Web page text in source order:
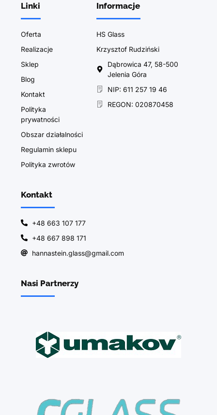
Linki
Oferta
Realizacje
Sklep
Blog
Kontakt
Polityka
prywatności
Obszar działalności
Regulamin sklepu
Polityka zwrotów
Informacje
HS Glass
Krzysztof Rudziński
Dąbrowica 47, 58-500
Jelenia Góra
NIP: 611 257 19 46
REGON: 020870458
Kontakt
+48 663 107 177
+48 667 898 171
hannastein.glass@gmail.com
Nasi Partnerzy